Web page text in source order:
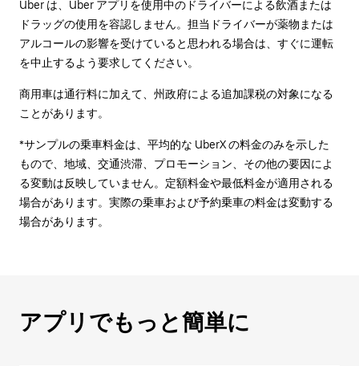
Uber は、Uber アプリを使用中のドライバーによる飲酒または
ドラッグの使用を容認しません。担当ドライバーが薬物または
アルコールの影響を受けていると思われる場合は、すぐに運転
を中止するよう要求してください。
商用車は通行料に加えて、州政府による追加課税の対象になる
ことがあります。
*サンプルの乗車料金は、平均的な UberX の料金のみを示した
もので、地域、交通渋滞、プロモーション、その他の要因によ
る変動は反映していません。定額料金や最低料金が適用される
場合があります。実際の乗車および予約乗車の料金は変動する
場合があります。
アプリでもっと簡単に